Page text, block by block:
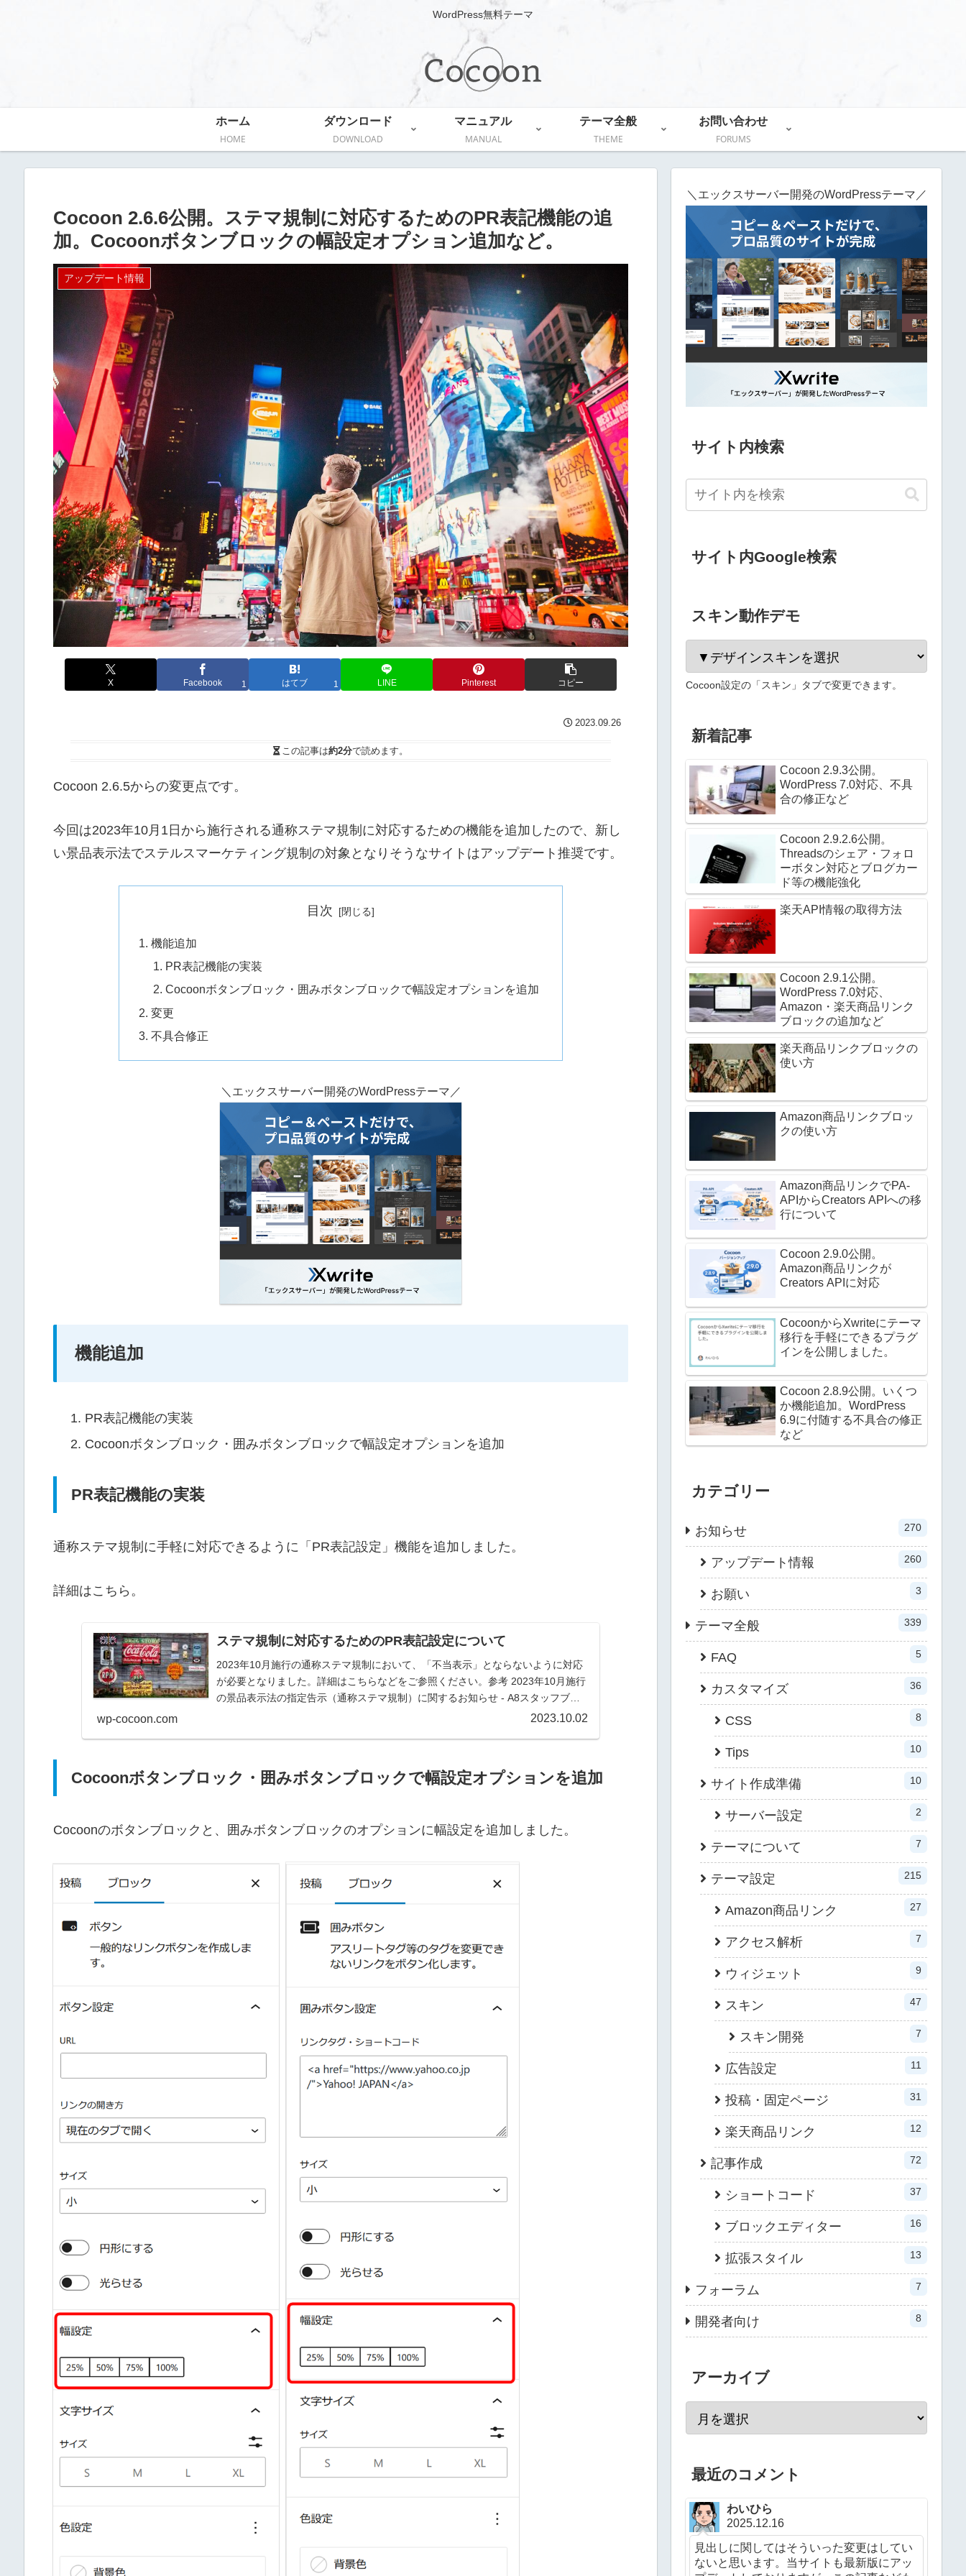
WordPress無料テーマ
ホーム
HOME
ダウンロード
DOWNLOAD
マニュアル
MANUAL
テーマ全般
THEME
お問い合わせ
FORUMS
Cocoon 2.6.6公開。ステマ規制に対応するためのPR表記機能の追
加。Cocoonボタンブロックの幅設定オプション追加など。
アップデート情報
X Facebook 1 はてブ 1 LINE Pinterest コピー
2023.09.26
この記事は約2分で読めます。
Cocoon 2.6.5からの変更点です。
今回は2023年10月1日から施行される通称ステマ規制に対応するための機能を追加したので、新し
い景品表示法でステルスマーケティング規制の対象となりそうなサイトはアップデート推奨です。
目次
機能追加
PR表記機能の実装
Cocoonボタンブロック・囲みボタンブロックで幅設定オプションを追加
変更
不具合修正
＼エックスサーバー開発のWordPressテーマ／
機能追加
PR表記機能の実装
Cocoonボタンブロック・囲みボタンブロックで幅設定オプションを追加
PR表記機能の実装
通称ステマ規制に手軽に対応できるように「PR表記設定」機能を追加しました。
詳細はこちら。
ステマ規制に対応するためのPR表記設定について
2023年10月施行の通称ステマ規制において、「不当表示」とならないように対応
が必要となりました。詳細はこちらなどをご参照ください。参考 2023年10月施行
の景品表示法の指定告示（通称ステマ規制）に関するお知らせ - A8スタッフブロ
wp-cocoon.com 2023.10.02
Cocoonボタンブロック・囲みボタンブロックで幅設定オプションを追加
Cocoonのボタンブロックと、囲みボタンブロックのオプションに幅設定を追加しました。
＼エックスサーバー開発のWordPressテーマ／
サイト内検索
サイト内Google検索
スキン動作デモ
Cocoon設定の「スキン」タブで変更できます。
新着記事
Cocoon 2.9.3公開。
WordPress 7.0対応、不具
合の修正など
Cocoon 2.9.2.6公開。
Threadsのシェア・フォロ
ーボタン対応とブログカー
ド等の機能強化
楽天API情報の取得方法
Cocoon 2.9.1公開。
WordPress 7.0対応、
Amazon・楽天商品リンク
ブロックの追加など
楽天商品リンクブロックの
使い方
Amazon商品リンクブロッ
クの使い方
Amazon商品リンクでPA-
APIからCreators APIへの移
行について
Cocoon 2.9.0公開。
Amazon商品リンクが
Creators APIに対応
CocoonからXwriteにテーマ
移行を手軽にできるプラグ
インを公開しました。
Cocoon 2.8.9公開。いくつ
か機能追加。WordPress
6.9に付随する不具合の修正
など
カテゴリー
お知らせ 270
アップデート情報 260
お願い 3
テーマ全般 339
FAQ 5
カスタマイズ 36
CSS 8
Tips 10
サイト作成準備 10
サーバー設定 2
テーマについて 7
テーマ設定 215
Amazon商品リンク 27
アクセス解析 7
ウィジェット 9
スキン 47
スキン開発 7
広告設定 11
投稿・固定ページ 31
楽天商品リンク 12
記事作成 72
ショートコード 37
ブロックエディター 16
拡張スタイル 13
フォーラム 7
開発者向け 8
アーカイブ
最近のコメント
わいひら
2025.12.16
見出しに関してはそういった変更はしてい
ないと思います。当サイトも最新版にアッ